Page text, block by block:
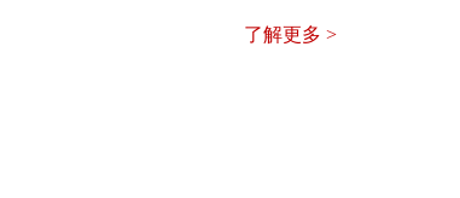
了解更多 >